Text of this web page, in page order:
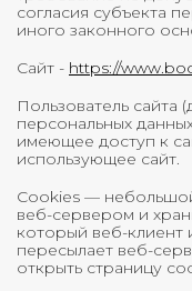
согласия субъекта
иного законного
Сайт - https://
Пользователь сайта
персональных
имеющее доступ к
использующее сайт.
Cookies —
веб-сервером и
который веб-клиент
пересылает веб-
открыть страницу